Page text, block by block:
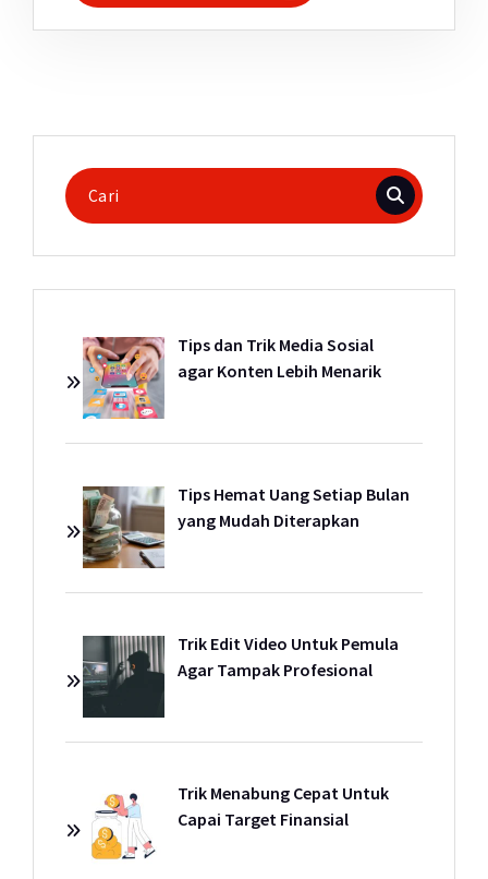
Pencarian
untuk:
Tips dan Trik Media Sosial
agar Konten Lebih Menarik
Tips Hemat Uang Setiap Bulan
yang Mudah Diterapkan
Trik Edit Video Untuk Pemula
Agar Tampak Profesional
Trik Menabung Cepat Untuk
Capai Target Finansial